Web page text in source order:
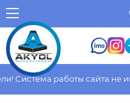
Система работы сайта не